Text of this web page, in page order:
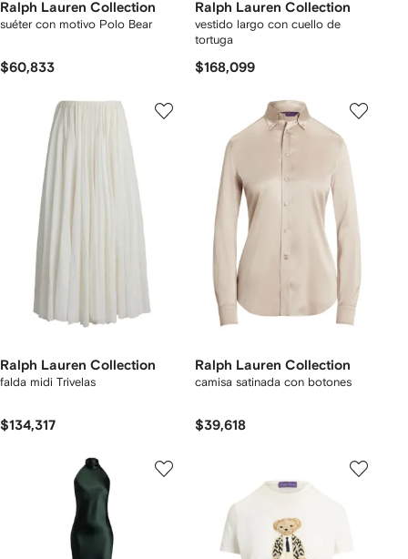
Ralph Lauren Collection
suéter con motivo Polo Bear
$60,833
Ralph Lauren Collection
vestido largo con cuello de
tortuga
$168,099
Ralph Lauren Collection
falda midi Trivelas
$134,317
Ralph Lauren Collection
camisa satinada con botones
$39,618